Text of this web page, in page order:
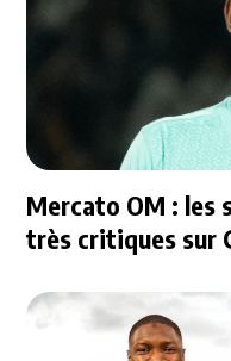
Mercato OM : les
très critiques sur